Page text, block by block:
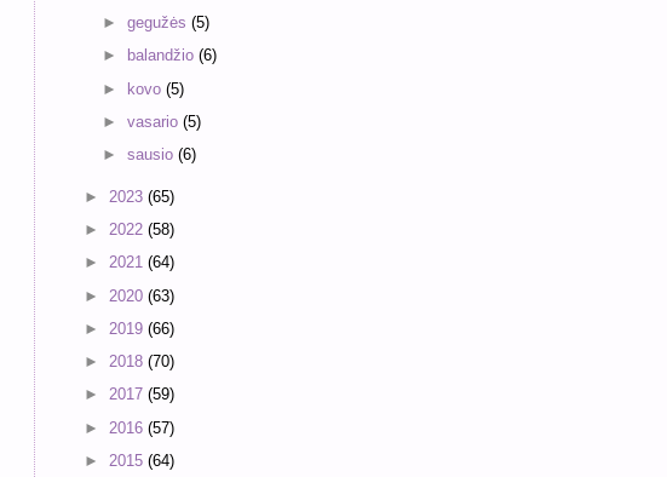
►gegužės(5)
►
balandžio(6)
► kovo(5)
►vasario(5)
►sausio(6)
► 2023 (65)
► 2022 (58)
► 2021 (64)
► 2020 (63)
► 2019 (66)
► 2018 (70)
► 2017 (59)
► 2016 (57)
► 2015 (64)